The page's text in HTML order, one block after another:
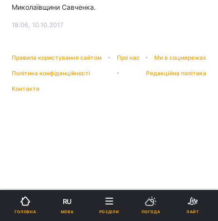
Миколаївщини Савченка.
18:06, 10.10.2017
Правила користування сайтом Про нас Ми в соцмережах
Політика конфіденційності Редакційна політика
Контакти
ГОЛОВНА
RU
МОВА РОЗДІЛИ ПОГОДА ЛАЙТ